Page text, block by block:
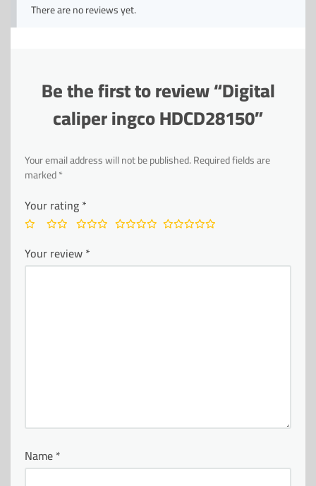
There are no reviews yet.
Be the first to review “Digital
caliper ingco HDCD28150”
Your email address will not be published.Required fields are
marked*
Your rating*
Your review*
Name*